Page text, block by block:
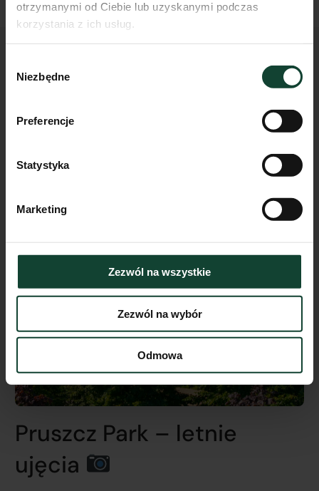
otrzymanymi od Ciebie lub uzyskanymi podczas
korzystania z ich usług.
zgody
Niezbędne
Preferencje
Statystyka
Marketing
Zezwól na wszystkie
Zezwól na wybór
Odmowa
Pruszcz Park – letnie
ujęcia